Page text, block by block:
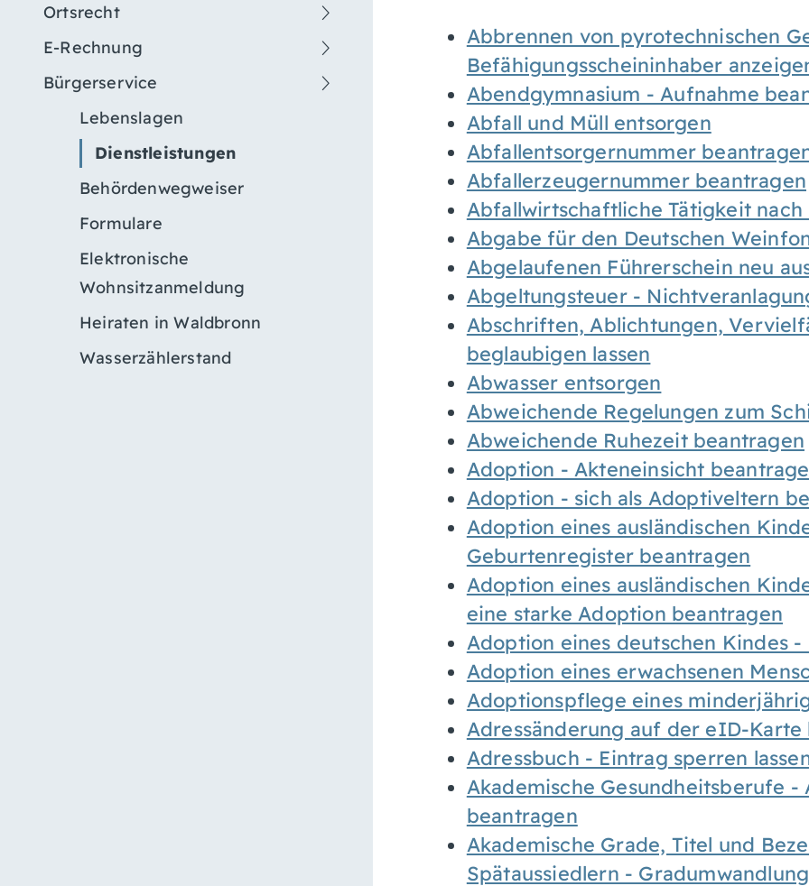
Ortsrecht
E-Rechnung
Bürgerservice
Lebenslagen
Dienstleistungen
Behördenwegweiser
Formulare
Elektronische
Wohnsitzanmeldung
Heiraten in Waldbronn
Wasserzählerstand
Abbrennen von pyrotechnischen
Befähigungsscheininhaber
Abendgymnasium - Aufnahme
Abfall und Müll entsorgen
Abfallentsorgernummer
Abfallerzeugernummer beantragen
Abfallwirtschaftliche Tätigkeit
Abgabe für den Deutschen
Abgelaufenen Führerschein neu
Abgeltungsteuer -
Abschriften, Ablichtungen,
beglaubigen lassen
Abwasser entsorgen
Abweichende Regelungen zum
Abweichende Ruhezeit beantragen
Adoption - Akteneinsicht
Adoption - sich als Adoptiveltern
Adoption eines ausländischen
Geburtenregister beantragen
Adoption eines ausländischen
eine starke Adoption beantragen
Adoption eines deutschen Kindes
Adoption eines erwachsenen
Adoptionspflege eines
Adressänderung auf der eID-Karte
Adressbuch - Eintrag sperren
Akademische Gesundheitsberufe
beantragen
Akademische Grade, Titel und
Spätaussiedlern -